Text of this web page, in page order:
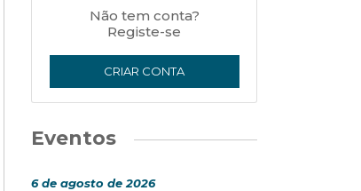
Não tem conta?
Registe-se
CRIAR CONTA
Eventos
6 de agosto de 2026